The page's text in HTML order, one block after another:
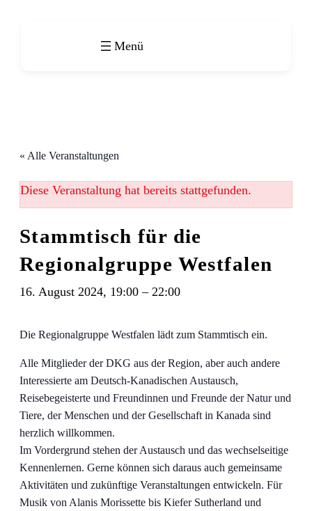
« Alle Veranstaltungen
Diese Veranstaltung hat bereits stattgefunden.
Stammtisch für die
Regionalgruppe Westfalen
16. August 2024, 19:00 – 22:00
Die Regionalgruppe Westfalen lädt zum Stammtisch ein.
Alle Mitglieder der DKG aus der Region, aber auch andere
Interessierte am Deutsch-Kanadischen Austausch,
Reisebegeisterte und Freundinnen und Freunde der Natur und
Tiere, der Menschen und der Gesellschaft in Kanada sind
herzlich willkommen.
Im Vordergrund stehen der Austausch und das wechselseitige
Kennenlernen. Gerne können sich daraus auch gemeinsame
Aktivitäten und zukünftige Veranstaltungen entwickeln. Für
Musik von Alanis Morissette bis Kiefer Sutherland und